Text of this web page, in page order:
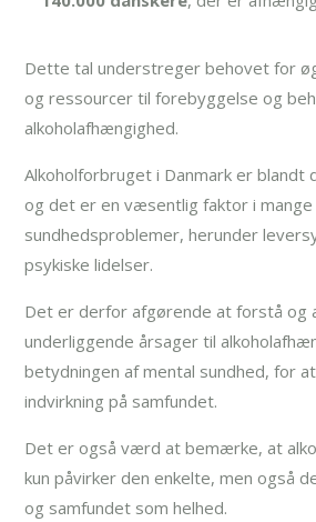
Dette tal understreger behovet for
og ressourcer til forebyggelse og
alkoholafhængighed.
Alkoholforbruget i Danmark er blandt
og det er en væsentlig faktor i mange
sundhedsproblemer, herunder
psykiske lidelser.
Det er derfor afgørende at forstå og
underliggende årsager til
betydningen af mental sundhed, for
indvirkning på samfundet.
Det er også værd at bemærke, at
kun påvirker den enkelte, men også
og samfundet som helhed.